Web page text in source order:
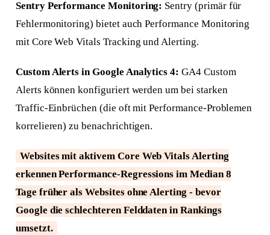
Sentry Performance Monitoring: Sentry (primär für
Fehlermonitoring) bietet auch Performance Monitoring
mit Core Web Vitals Tracking und Alerting.
Custom Alerts in Google Analytics 4: GA4 Custom
Alerts können konfiguriert werden um bei starken
Traffic-Einbrüchen (die oft mit Performance-Problemen
korrelieren) zu benachrichtigen.
Websites mit aktivem Core Web Vitals Alerting
erkennen Performance-Regressions im Median 8
Tage früher als Websites ohne Alerting - bevor
Google die schlechteren Felddaten in Rankings
umsetzt.
Anliegen wählen
Neue Website
Webseite + SEO von Grund auf
Bestehende Website
Mehr Sichtbarkeit und Anfragen